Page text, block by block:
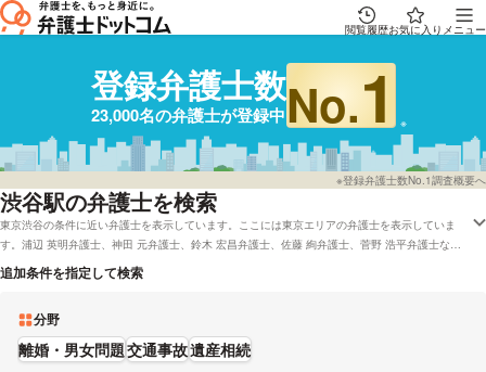
閲覧履歴お気に入り メニュー
登録弁護士数
23,000名の弁護士が登録中No.1
※登録弁護士数No.1調査概要へ
渋谷駅の弁護士を検索
東京渋谷の条件に近い弁護士を表示しています。ここには東京エリアの弁護士を表示していま
す。浦辺 英明弁護士、神田 元弁護士、鈴木 宏昌弁護士、佐藤 絢弁護士、菅野 浩平弁護士など
の電話・メールの問合せ情報から、口コミや評判・土日祝日の休日法律相談や無料相談の可否な
ど、充実した専門情報で心強い弁護士をお探しください。
追加条件を指定して検索
分野
離婚・男女問題交通事故遺産相続